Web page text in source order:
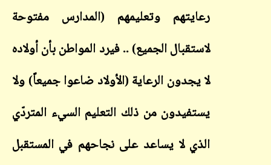
رعايتهم وتعليمهم (المدارس مفتوحة
لاستقبال الجميع) .. فيرد المواطن بأن أولاده
لا يجدون الرعاية (الأولاد ضاعوا جميعاً) ولا
يستفيدون من ذلك التعليم السيء المتردّي
الذي لا يساعد على نجاحهم في المستقبل